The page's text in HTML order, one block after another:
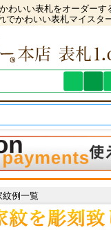
わいい表札をオーダーす
でかわいい表札マイスタ
紋例一覧